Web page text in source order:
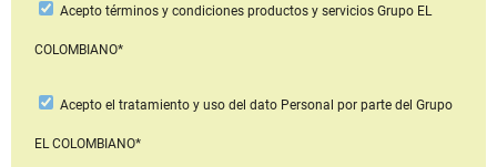
Aceptotérminos y condiciones productos y serviciosGrupo EL
COLOMBIANO*
Acepto el tratamiento y uso del dato Personal por parte del Grupo
EL COLOMBIANO*